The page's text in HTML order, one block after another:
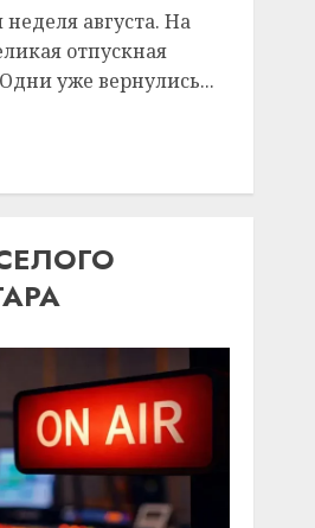
августа. На
отпускная
уже вернулись...